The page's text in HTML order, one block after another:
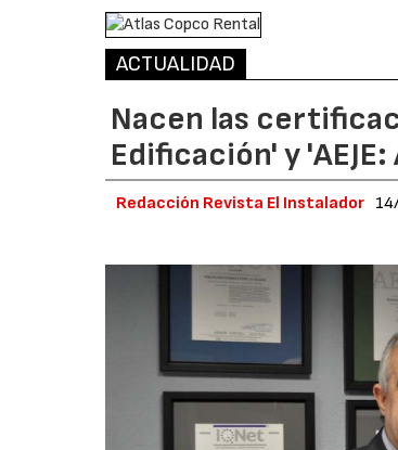
ACTUALIDAD
Nacen las
Edificación' y
Redacción Revista El Instalador